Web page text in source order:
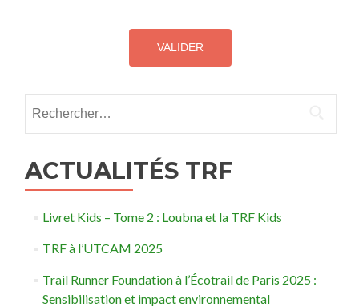
ACTUALITÉS TRF
Livret Kids – Tome 2 : Loubna et la TRF Kids
TRF à l’UTCAM 2025
Trail Runner Foundation à l’Écotrail de Paris 2025 :
Sensibilisation et impact environnemental